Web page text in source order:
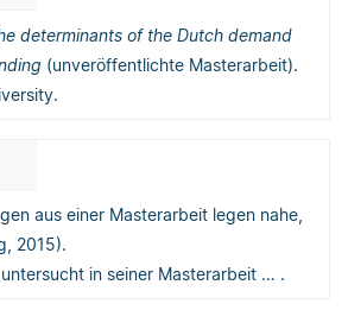
determinants of the Dutch demand
(unveröffentlichte Masterarbeit).
aus einer Masterarbeit legen nahe,
2015).
in seiner Masterarbeit … .